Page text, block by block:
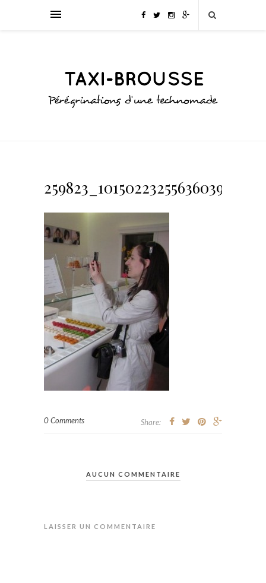
0 Comments Share:
AUCUN COMMENTAIRE
LAISSER UN COMMENTAIRE